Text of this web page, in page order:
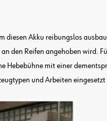
Akku reibungslos
den Reifen angehoben wird.
Hebebühne mit einer
und Arbeiten eingesetzt